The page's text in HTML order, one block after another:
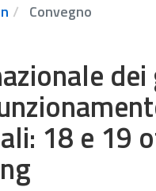
Convegno
18 e 19